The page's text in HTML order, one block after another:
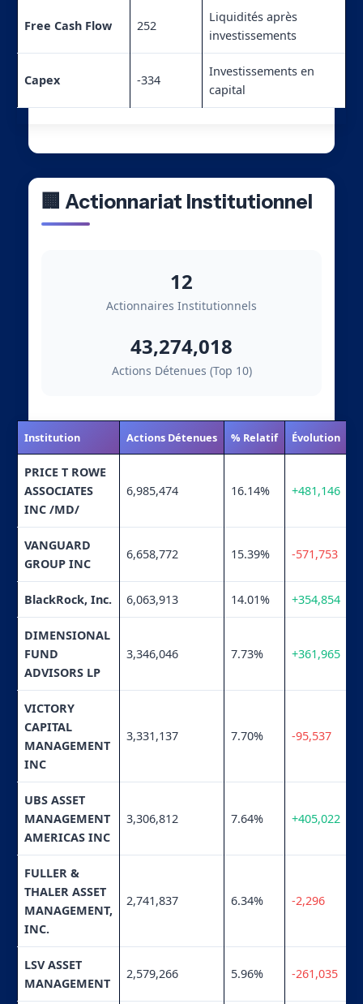
Free Cash Flow 252
Liquidités après
investissements
Capex -334
Investissements en
capital
🏢 Actionnariat Institutionnel
12
Actionnaires Institutionnels
43,274,018
Actions Détenues (Top 10)
Institution Actions Détenues % Relatif Évolution
PRICE T ROWE
ASSOCIATES
INC /MD/
6,985,474 16.14% +481,146
VANGUARD
GROUP INC
6,658,772 15.39% -571,753
BlackRock, Inc. 6,063,913 14.01% +354,854
DIMENSIONAL
FUND
ADVISORS LP
3,346,046 7.73% +361,965
VICTORY
CAPITAL
MANAGEMENT
INC
3,331,137 7.70% -95,537
UBS ASSET
MANAGEMENT
AMERICAS INC
3,306,812 7.64% +405,022
FULLER &
THALER ASSET
MANAGEMENT,
INC.
2,741,837 6.34% -2,296
LSV ASSET
MANAGEMENT
2,579,266 5.96% -261,035